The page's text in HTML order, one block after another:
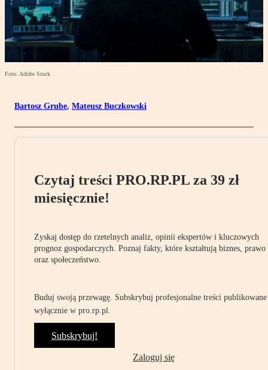
Foto: Adobe Stock
Bartosz Grube, Mateusz Buczkowski
Czytaj treści PRO.RP.PL za 39 zł
miesięcznie!
Zyskaj dostęp do rzetelnych analiz, opinii ekspertów i kluczowych
prognoz gospodarczych. Poznaj fakty, które kształtują biznes, prawo
oraz społeczeństwo.
Buduj swoją przewagę. Subskrybuj profesjonalne treści publikowane
wyłącznie w pro.rp.pl.
Subskrybuj!
Zaloguj się